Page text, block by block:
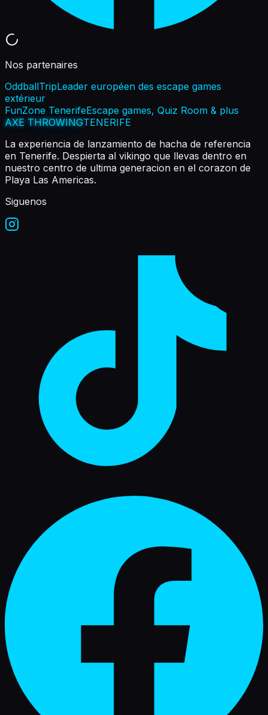
Nos partenaires
OddballTripLeader européen des escape games
extérieur
FunZone TenerifeEscape games, Quiz Room & plus
AXE THROWINGTENERIFE
La experiencia de lanzamiento de hacha de referencia
en Tenerife. Despierta al vikingo que llevas dentro en
nuestro centro de ultima generacion en el corazon de
Playa Las Americas.
Siguenos